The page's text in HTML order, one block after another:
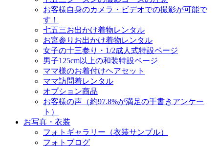
お客様自身のカメラ・ビデオでの撮影が可能で
す！
七五三お出かけ着物レンタル
お宮参りお出かけ着物レンタル
女子の十三参り・1/2成人式特設ページ
男子125cm以上の和装特設ページ
ママ様のお着付けヘアセット
ママ訪問着レンタル
オプション商品
お客様の声（約97.8%が満足の手書きアンケー
ト）
お写真・衣装
フォトギャラリー（衣装サンプル）
フォトブログ